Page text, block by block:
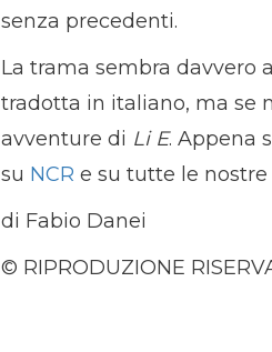
senza precedenti.
La trama sembra davvero
tradotta in italiano, ma se
avventure di Li E. Appena
su NCR e su tutte le
di Fabio Danei
© RIPRODUZIONE